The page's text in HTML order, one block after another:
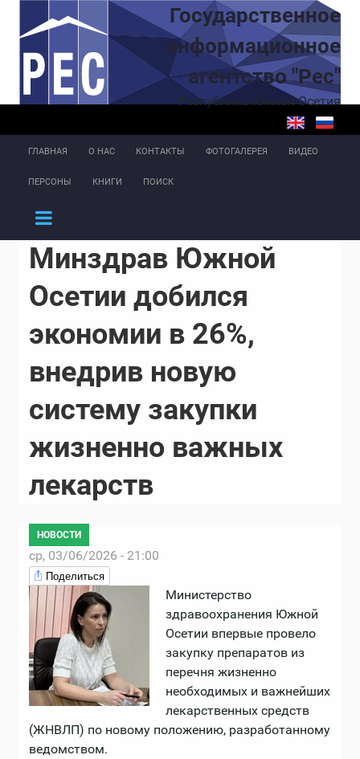
Перейти к основному содержаниюГосударственное
информационное
агентство "Рес"
Республика Южная Осетия
ГЛАВНАЯ О НАС КОНТАКТЫ ФОТОГАЛЕРЕЯ ВИДЕО
ПЕРСОНЫ КНИГИ ПОИСК
Минздрав Южной
Осетии добился
экономии в 26%,
внедрив новую
систему закупки
жизненно важных
лекарств
НОВОСТИ
ср, 03/06/2026 - 21:00
Поделиться
Министерство
здравоохранения Южной
Осетии впервые провело
закупку препаратов из
перечня жизненно
необходимых и важнейших
лекарственных средств
(ЖНВЛП) по новому положению, разработанному
ведомством.